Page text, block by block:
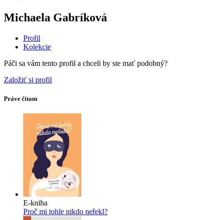
Michaela Gabríková
Profil
Kolekcie
Páči sa vám tento profil a chceli by ste mať podobný?
Založiť si profil
Práve čítam
E-kniha
Proč mi tohle nikdo neřekl?